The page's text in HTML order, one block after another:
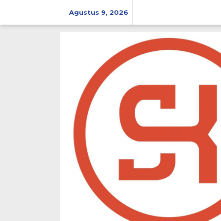
Agustus 9, 2026